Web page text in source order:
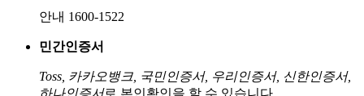
안내 1600-1522
민간인증서
Toss, 카카오뱅크, 국민인증서, 우리인증서, 신한인증서,